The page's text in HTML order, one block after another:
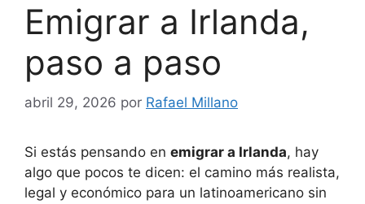
Emigrar a Irlanda,
paso a paso
abril 29, 2026 por Rafael Millano
Si estás pensando en emigrar a Irlanda, hay
algo que pocos te dicen: el camino más realista,
legal y económico para un latinoamericano sin